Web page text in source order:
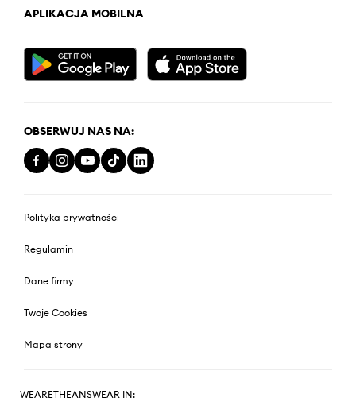
APLIKACJA MOBILNA
OBSERWUJ NAS NA:
Polityka prywatności
Regulamin
Dane firmy
Twoje Cookies
Mapa strony
WEARETHEANSWEAR IN: